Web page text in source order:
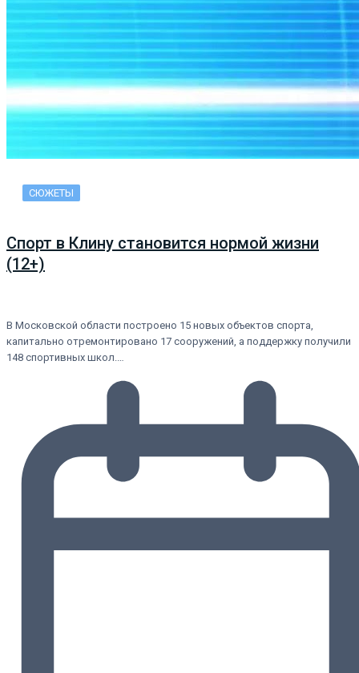
СЮЖЕТЫ
Спорт в Клину становится нормой жизни
(12+)
В Московской области построено 15 новых объектов спорта,
капитально отремонтировано 17 сооружений, а поддержку получили
148 спортивных школ.…